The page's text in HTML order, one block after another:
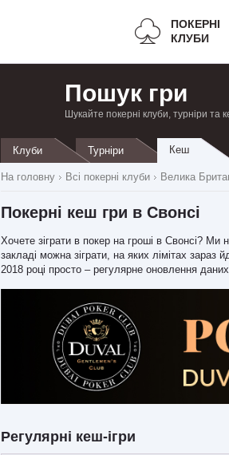
ПОКЕРНІ
КЛУБИ
Пошук гри
Шукайте покерні клуби, турніри та
Клуби Турніри Кеш
На головну Всі покерні клуби Велика
Покерні кеш гри в Свонсі
Хочете зіграти в покер на гроші в Свонсі?
закладі можна зіграти, на яких лімітах зараз
2018 році просто – регулярне оновлення
Регулярні кеш-ігри